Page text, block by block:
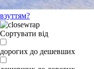
взуттям?
Сортувати від
дорогих до дешевших